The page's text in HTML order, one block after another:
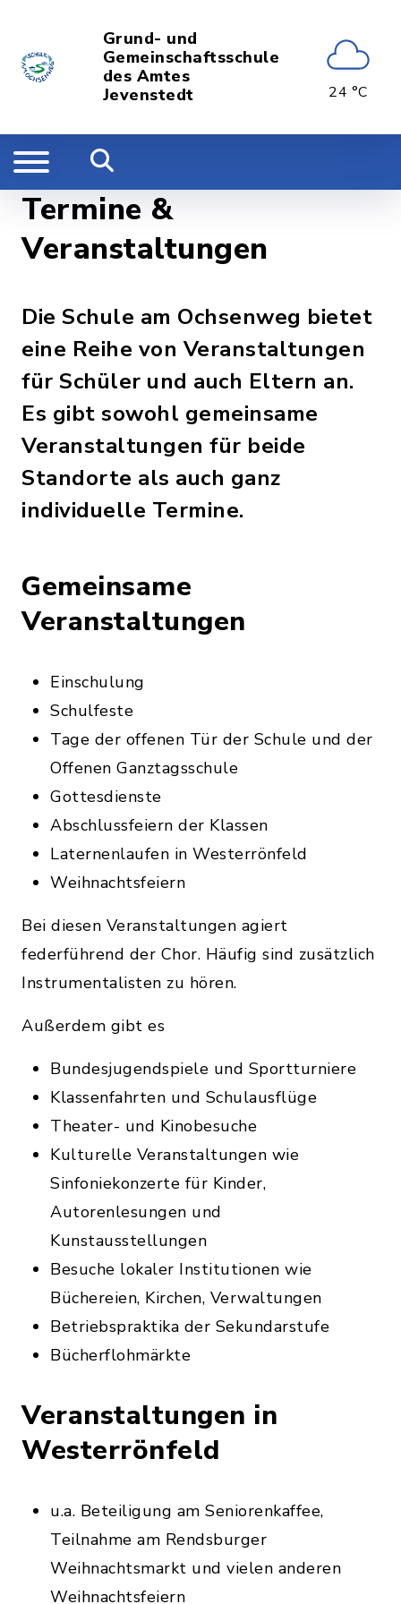
Grund- und
Gemeinschaftsschule
des Amtes
Jevenstedt
24 °C
Termine &
Veranstaltungen
Die Schule am Ochsenweg bietet
eine Reihe von Veranstaltungen
für Schüler und auch Eltern an.
Es gibt sowohl gemeinsame
Veranstaltungen für beide
Standorte als auch ganz
individuelle Termine.
Gemeinsame
Veranstaltungen
Einschulung
Schulfeste
Tage der offenen Tür der Schule und der
Offenen Ganztagsschule
Gottesdienste
Abschlussfeiern der Klassen
Laternenlaufen in Westerrönfeld
Weihnachtsfeiern
Bei diesen Veranstaltungen agiert
federführend der Chor. Häufig sind zusätzlich
Instrumentalisten zu hören.
Außerdem gibt es
Bundesjugendspiele und Sportturniere
Klassenfahrten und Schulausflüge
Theater- und Kinobesuche
Kulturelle Veranstaltungen wie
Sinfoniekonzerte für Kinder,
Autorenlesungen und
Kunstausstellungen
Besuche lokaler Institutionen wie
Büchereien, Kirchen, Verwaltungen
Betriebspraktika der Sekundarstufe
Bücherflohmärkte
Veranstaltungen in
Westerrönfeld
u.a. Beteiligung am Seniorenkaffee,
Teilnahme am Rendsburger
Weihnachtsmarkt und vielen anderen
Weihnachtsfeiern